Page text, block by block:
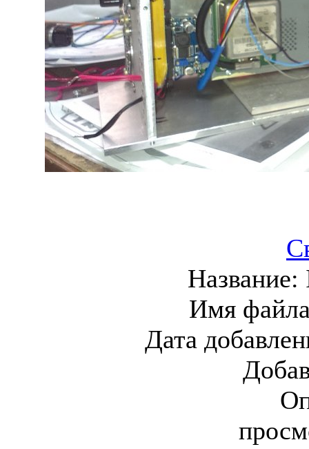
Название:
Имя
Дата